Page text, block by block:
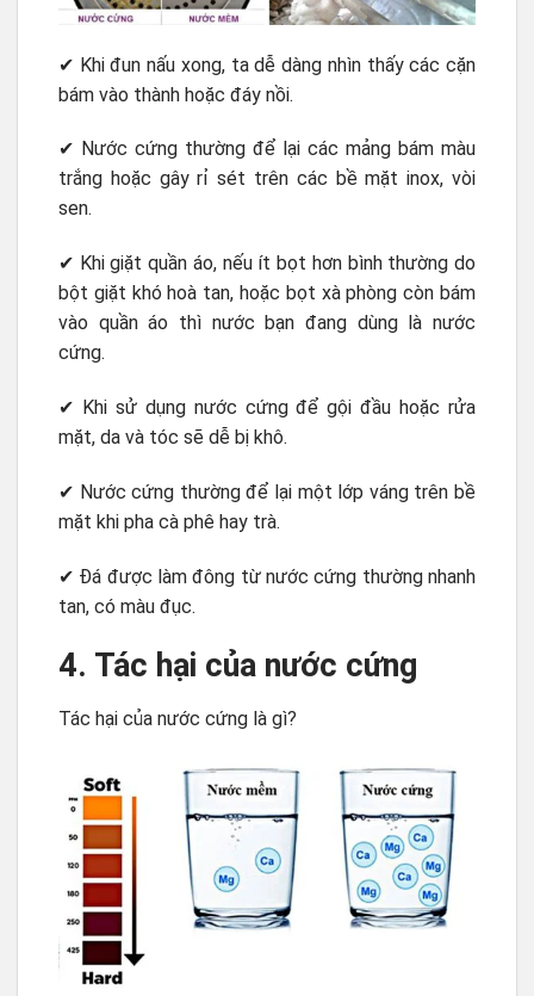
✔ Khi đun nấu xong, ta dễ dàng nhìn thấy các cặn
bám vào thành hoặc đáy nồi.
✔ Nước cứng thường để lại các mảng bám màu
trắng hoặc gây rỉ sét trên các bề mặt inox, vòi
sen.
✔ Khi giặt quần áo, nếu ít bọt hơn bình thường do
bột giặt khó hoà tan, hoặc bọt xà phòng còn bám
vào quần áo thì nước bạn đang dùng là nước
cứng.
✔ Khi sử dụng nước cứng để gội đầu hoặc rửa
mặt, da và tóc sẽ dễ bị khô.
✔ Nước cứng thường để lại một lớp váng trên bề
mặt khi pha cà phê hay trà.
✔ Đá được làm đông từ nước cứng thường nhanh
tan, có màu đục.
4. Tác hại của nước cứng
Tác hại của nước cứng là gì?